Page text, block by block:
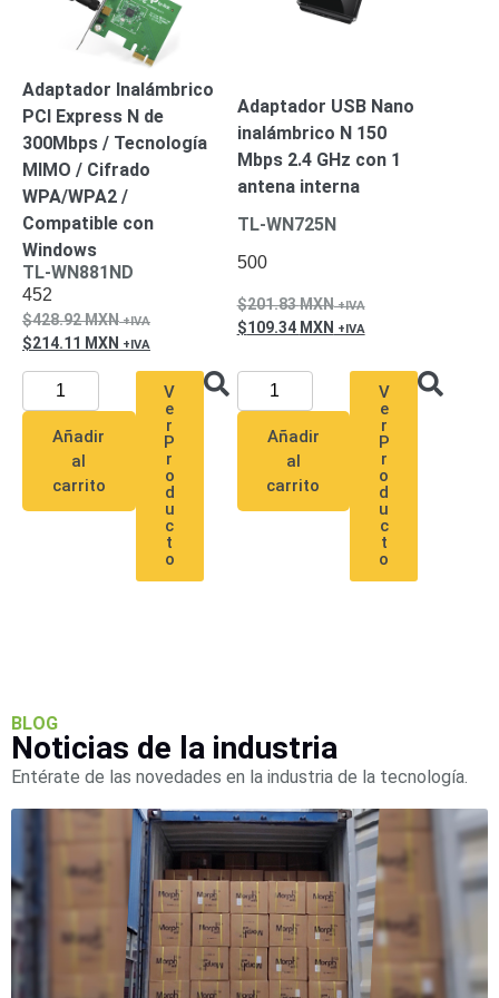
AccesoriosBody
Cams
(Portátiles)Cámaras
MóvilesDash
Cams
Videoporteros
e
Accesorios
AnalógicosVideoporteros
IP
Adaptador Inalámbrico
PCI Express N de
300Mbps / Tecnología
MIMO / Cifrado
WPA/WPA2 /
Compatible con
Windows
TL-WN881ND
452
428.92MXN
214.11 MXN
Añadir
al
carrito
V
e
r
P
r
o
d
u
c
t
o
Adaptador USB Nano
inalámbrico N 150
Mbps 2.4 GHz con 1
antena interna
TL-WN725N
500
201.83MXN
109.34 MXN
Añadir
al
carrito
V
e
r
P
r
o
d
u
c
t
o
BLOG
Noticias de la industria
Entérate de las novedades en la industria de la tecnología.